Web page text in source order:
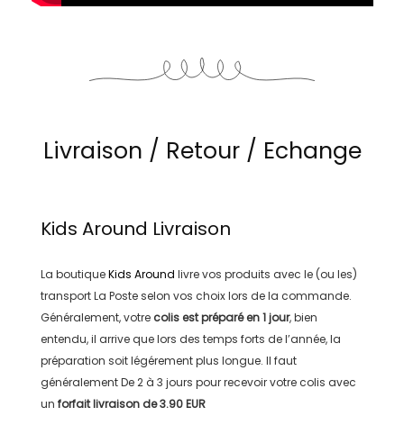
Livraison / Retour / Echange
Kids Around Livraison
La boutiqueKids Around livre vos produits avec le (ou les)
transportLa Posteselon vos choix lors de la commande.
Généralement, votre colis est préparé en1 jour, bien
entendu, il arrive que lors des temps forts de l’année, la
préparation soit légérement plus longue. Il faut
généralementDe 2 à 3 jours pour recevoir votre colis avec
un forfait livraison de3.90 EUR